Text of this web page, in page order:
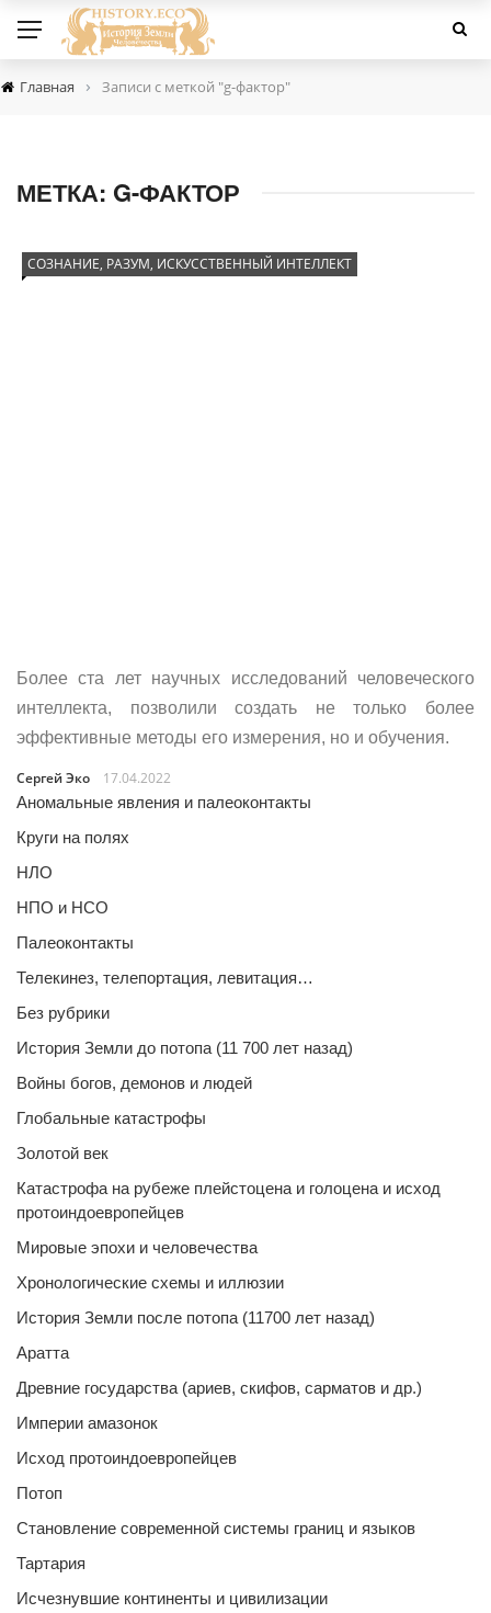
Главная › Записи с меткой "g-фактор"
МЕТКА: G-ФАКТОР
СОЗНАНИЕ, РАЗУМ, ИСКУССТВЕННЫЙ ИНТЕЛЛЕКТ
Более ста лет научных исследований человеческого
интеллекта, позволили создать не только более
эффективные методы его измерения, но и обучения.
Сергей Эко
17.04.2022
Аномальные явления и палеоконтакты
Круги на полях
НЛО
НПО и НСО
Палеоконтакты
Телекинез, телепортация, левитация…
Без рубрики
История Земли до потопа (11 700 лет назад)
Войны богов, демонов и людей
Глобальные катастрофы
Золотой век
Катастрофа на рубеже плейстоцена и голоцена и исход
протоиндоевропейцев
Мировые эпохи и человечества
Хронологические схемы и иллюзии
История Земли после потопа (11700 лет назад)
Аратта
Древние государства (ариев, скифов, сарматов и др.)
Империи амазонок
Исход протоиндоевропейцев
Потоп
Становление современной системы границ и языков
Тартария
Исчезнувшие континенты и цивилизации